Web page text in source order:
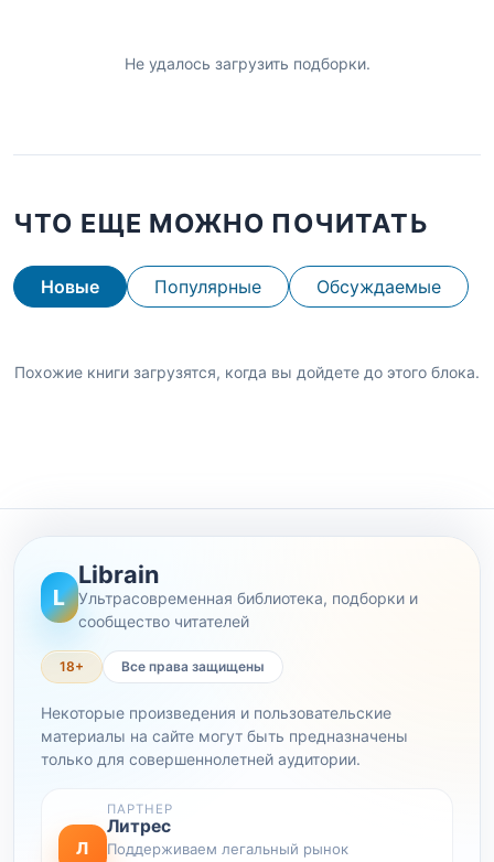
Не удалось загрузить подборки.
ЧТО ЕЩЕ МОЖНО ПОЧИТАТЬ
Новые Популярные Обсуждаемые
Похожие книги загрузятся, когда вы дойдете до этого блока.
L
Librain
Ультрасовременная библиотека, подборки и
сообщество читателей
18+ Все права защищены
Некоторые произведения и пользовательские
материалы на сайте могут быть предназначены
только для совершеннолетней аудитории.
Л
ПАРТНЕР
Литрес
Поддерживаем легальный рынок